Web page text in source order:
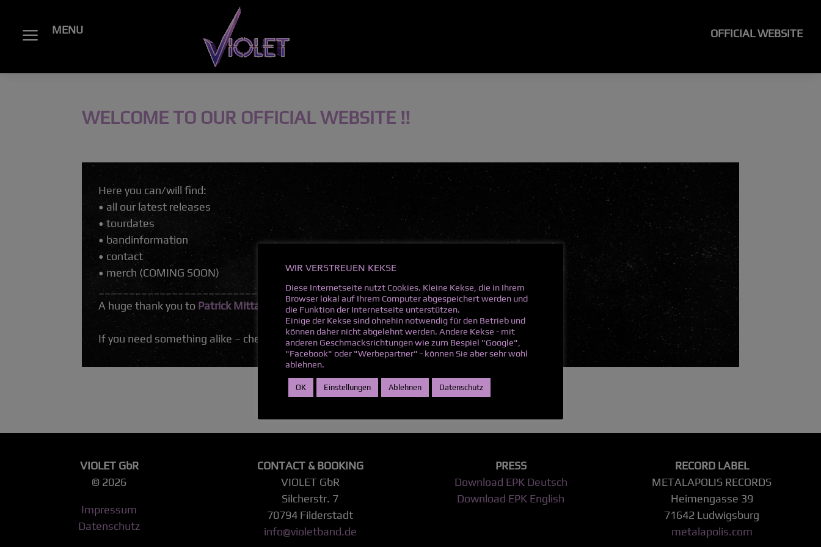
a MENU OFFICIAL WEBSITE
WELCOME TO OUR OFFICIAL WEBSITE !!
Here you can/will find:
• all our latest releases
• tourdates
• bandinformation
• contact
• merch (COMING SOON)
_____________________________
A huge thank you to Patrick Mittag
If you need something alike – check him out, you’ll get only the best!
VIOLET GbR
© 2026
Impressum
Datenschutz
CONTACT & BOOKING
VIOLET GbR
Silcherstr. 7
70794 Filderstadt
info@violetband.de
PRESS
Download EPK Deutsch
Download EPK English
RECORD LABEL
METALAPOLIS RECORDS
Heimengasse 39
71642 Ludwigsburg
metalapolis.com
WIR VERSTREUEN KEKSE
Diese Internetseite nutzt Cookies. Kleine Kekse, die in Ihrem
Browser lokal auf Ihrem Computer abgespeichert werden und
die Funktion der Internetseite unterstützen.
Einige der Kekse sind ohnehin notwendig für den Betrieb und
können daher nicht abgelehnt werden. Andere Kekse - mit
anderen Geschmacksrichtungen wie zum Bespiel "Google",
"Facebook" oder "Werbepartner" - können Sie aber sehr wohl
ablehnen.
OK Einstellungen Ablehnen Datenschutz